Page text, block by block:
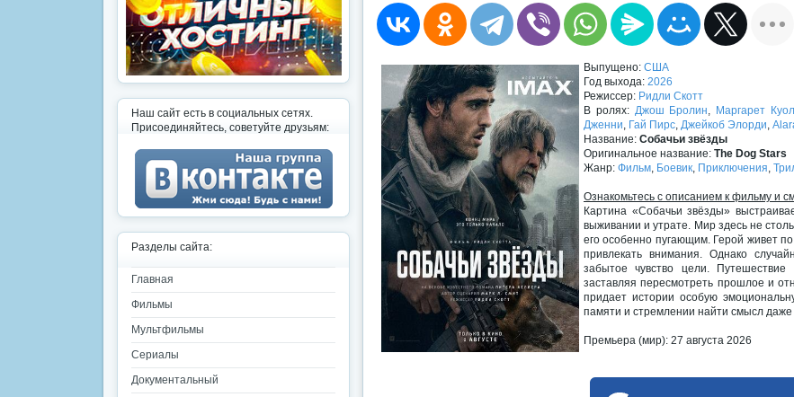
Выпущено: США
Год выхода: 2026
Режиссер: Ридли Скотт
В ролях: Джош Бролин, Маргарет
Дженни, Гай Пирс, Джейкоб Элорди,
Название: Собачьи звёзды
Оригинальное название: The Dog Stars
Жанр: Фильм, Боевик, Приключения,
Ознакомьтесь с описанием к фильму и
Картина «Собачьи звёзды»
выживании и утрате. Мир здесь не
его особенно пугающим. Герой живет
привлекать внимания. Однако
забытое чувство цели.
заставляя пересмотреть прошлое и
придает истории особую
памяти и стремлении найти смысл даже
Премьера (мир): 27 августа 2026
Наш сайт есть в социальных сетях.
Присоединяйтесь, советуйте друзьям:
Разделы сайта:
Главная
Фильмы
Мультфильмы
Сериалы
Документальный